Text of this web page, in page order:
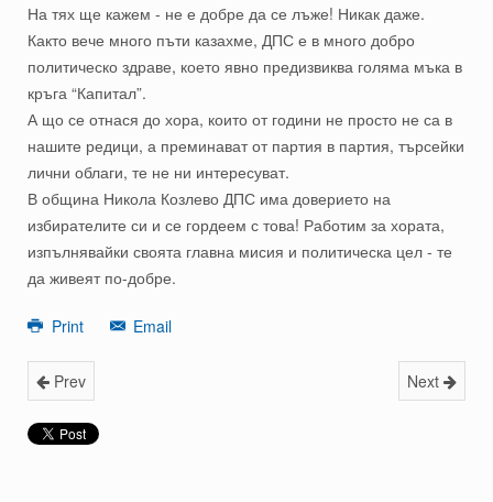
На тях ще кажем - не е добре да се лъже! Никак даже.
Както вече много пъти казахме, ДПС е в много добро
политическо здраве, което явно предизвиква голяма мъка в
кръга “Капитал”.
А що се отнася до хора, които от години не просто не са в
нашите редици, а преминават от партия в партия, търсейки
лични облаги, те не ни интересуват.
В община Никола Козлево ДПС има доверието на
избирателите си и се гордеем с това! Работим за хората,
изпълнявайки своята главна мисия и политическа цел - те
да живеят по-добре.
Print Email
Prev Next